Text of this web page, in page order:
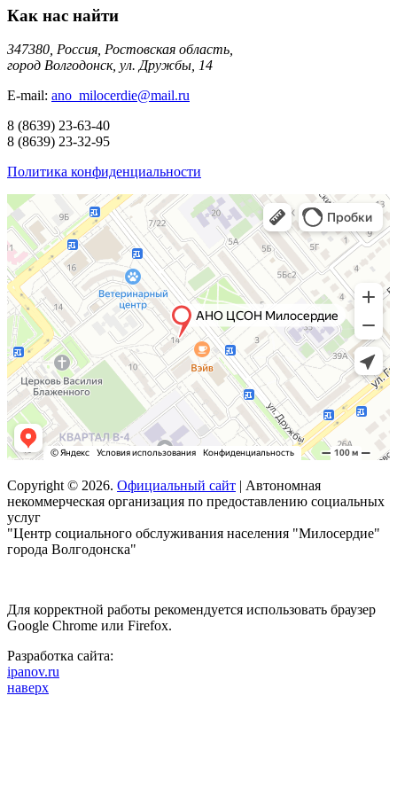
Как нас найти
347380, Россия, Ростовская область,
город Волгодонск, ул. Дружбы, 14
E-mail: ano_milocerdie@mail.ru
8 (8639) 23-63-40
8 (8639) 23-32-95
Политика конфиденциальности
Copyright © 2026. Официальный сайт | Автономная
некоммерческая организация по предоставлению социальных
услуг
"Центр социального обслуживания населения "Милосердие"
города Волгодонска"
Для корректной работы рекомендуется использовать браузер
Google Chrome или Firefox.
Разработка сайта:
ipanov.ru
наверх